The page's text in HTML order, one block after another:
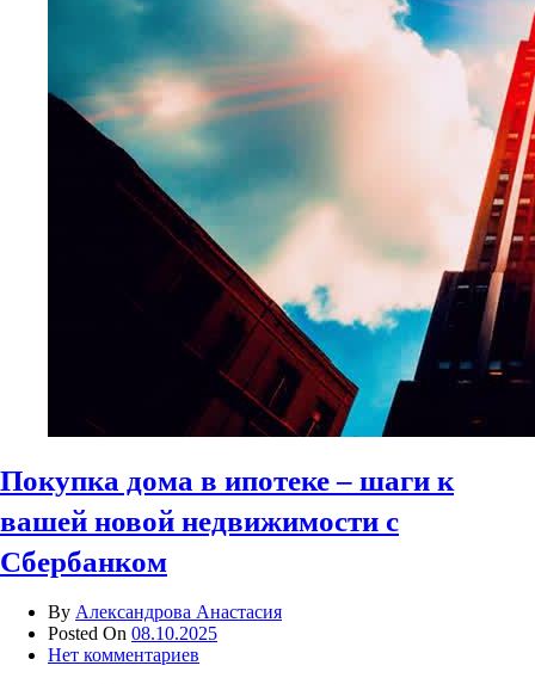
Покупка дома в ипотеке – шаги к
вашей новой недвижимости с
Сбербанком
By Александрова Анастасия
Posted On 08.10.2025
Нет комментариев